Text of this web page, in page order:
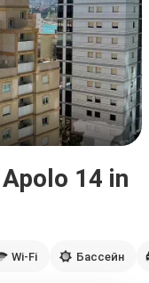
14 in
Wi-Fi Бассейн